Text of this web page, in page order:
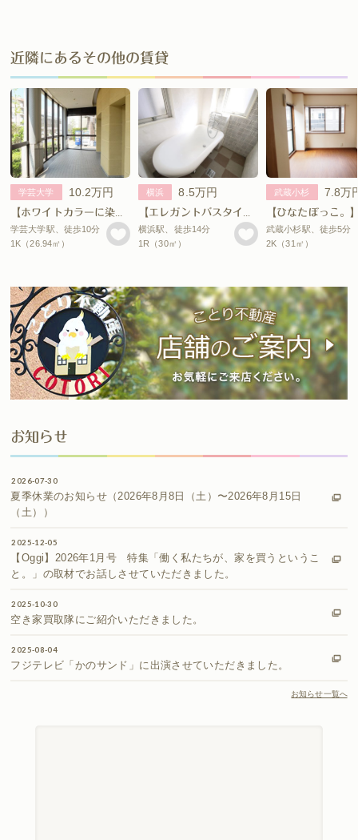
近隣にあるその他の賃貸
学芸大学 10.2万円
【ホワイトカラーに染まってくれる？】
学芸大学駅、徒歩10分
1K（26.94㎡）
横浜 8.5万円
横浜駅、徒歩14分
1R（30㎡）
武蔵小杉 7.8万
【ひなたぼっこ。
武蔵小杉駅、徒歩5分
2K（31㎡）
お知らせ
2026-07-30
夏季休業のお知らせ（2026年8月8日（土）〜2026年8月15日
（土））
2025-12-05
【Oggi】2026年1月号 特集「働く私たちが、家を買うというこ
と。」の取材でお話しさせていただきました。
2025-10-30
空き家買取隊にご紹介いただきました。
2025-08-04
フジテレビ「かのサンド」に出演させていただきました。
お知らせ一覧へ